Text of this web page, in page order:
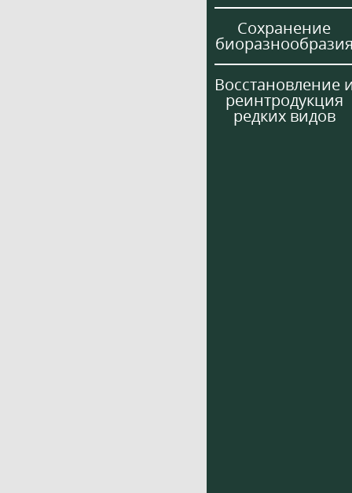
Сохранение
Восстановление
реинтродукция
редких видов